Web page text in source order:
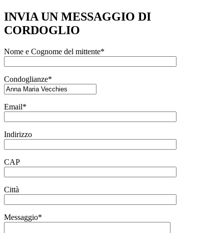
INVIA UN MESSAGGIO DI
CORDOGLIO
Nome e Cognome del mittente*
Condoglianze*
Email*
Indirizzo
CAP
Città
Messaggio*